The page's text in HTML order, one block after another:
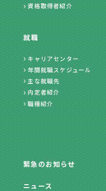
資格取得者紹介
就職
キャリアセンター
年間就職スケジュール
主な就職先
内定者紹介
職種紹介
緊急のお知らせ
ニュース